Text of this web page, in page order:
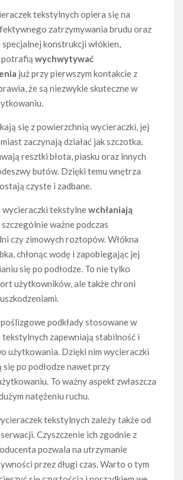
tekstylnych opiera się na
zatrzymywania brudu oraz
konstrukcji włókien,
potrafiąwychwytywać
już przy pierwszym kontakcie z
że są niezwykle skuteczne w
się z powierzchnią wycieraczki, jej
zaczynają działać jak szczotka.
resztki błota, piasku oraz innych
butów. Dzięki temu wnętrza
czyste i zadbane.
wycieraczki tekstylnewchłaniają
szczególnie ważne podczas
czy zimowych roztopów. Włókna
chłonąc wodę i zapobiegając jej
się po podłodze. To nie tylko
użytkowników, ale także chroni
podkłady stosowane w
tekstylnych zapewniają stabilność i
użytkowania. Dzięki nim wycieraczki
się po podłodze nawet przy
To ważny aspekt zwłaszcza
natężeniu ruchu.
tekstylnych zależy także od
Czyszczenie ich zgodnie z
pozwala na utrzymanie
przez długi czas. Warto o tym